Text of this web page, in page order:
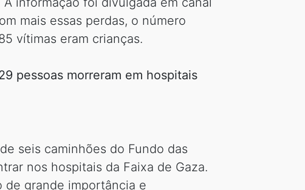
mais essas perdas, o número
vítimas eram crianças.
pessoas morreram em hospitais
seis caminhões do Fundo das
nos hospitais da Faixa de Gaza.
de grande importância e